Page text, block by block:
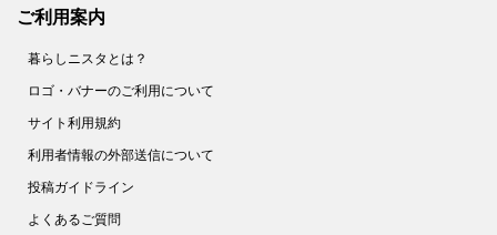
ご利用案内
暮らしニスタとは？
ロゴ・バナーのご利用について
サイト利用規約
利用者情報の外部送信について
投稿ガイドライン
よくあるご質問